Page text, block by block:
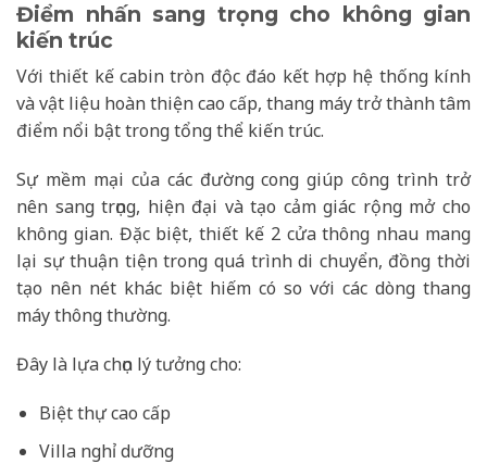
Điểm nhấn sang trọng cho không gian
kiến trúc
Với thiết kế cabin tròn độc đáo kết hợp hệ thống kính
và vật liệu hoàn thiện cao cấp, thang máy trở thành tâm
điểm nổi bật trong tổng thể kiến trúc.
Sự mềm mại của các đường cong giúp công trình trở
nên sang trọng, hiện đại và tạo cảm giác rộng mở cho
không gian. Đặc biệt, thiết kế 2 cửa thông nhau mang
lại sự thuận tiện trong quá trình di chuyển, đồng thời
tạo nên nét khác biệt hiếm có so với các dòng thang
máy thông thường.
Đây là lựa chọn lý tưởng cho:
Biệt thự cao cấp
Villa nghỉ dưỡng